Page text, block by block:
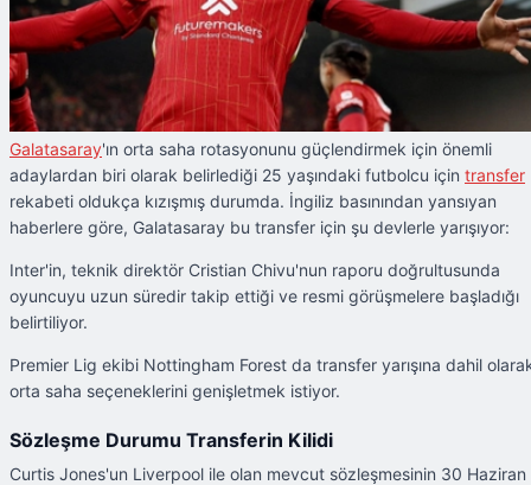
Galatasaray'ın orta saha rotasyonunu güçlendirmek için önemli
adaylardan biri olarak belirlediği 25 yaşındaki futbolcu için transfer
rekabeti oldukça kızışmış durumda. İngiliz basınından yansıyan
haberlere göre, Galatasaray bu transfer için şu devlerle yarışıyor:
Inter'in, teknik direktör Cristian Chivu'nun raporu doğrultusunda
oyuncuyu uzun süredir takip ettiği ve resmi görüşmelere başladığı
belirtiliyor.
Premier Lig ekibi Nottingham Forest da transfer yarışına dahil
orta saha seçeneklerini genişletmek istiyor.
Sözleşme Durumu Transferin Kilidi
Curtis Jones'un Liverpool ile olan mevcut sözleşmesinin 30 Haziran